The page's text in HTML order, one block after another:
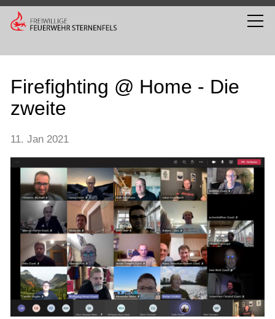
Firefighting @ Home - Die
zweite
11. Jan 2021